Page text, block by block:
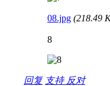
08.jpg (218.49
8
回复 支持 反对